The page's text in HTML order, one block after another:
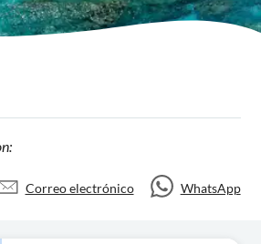
Correo electrónico WhatsApp